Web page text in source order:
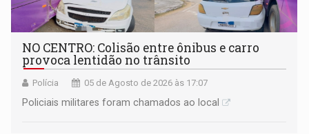
NO CENTRO: Colisão entre ônibus e carro
provoca lentidão no trânsito
Polícia 05 de Agosto de 2026 às 17:07
Policiais militares foram chamados ao local